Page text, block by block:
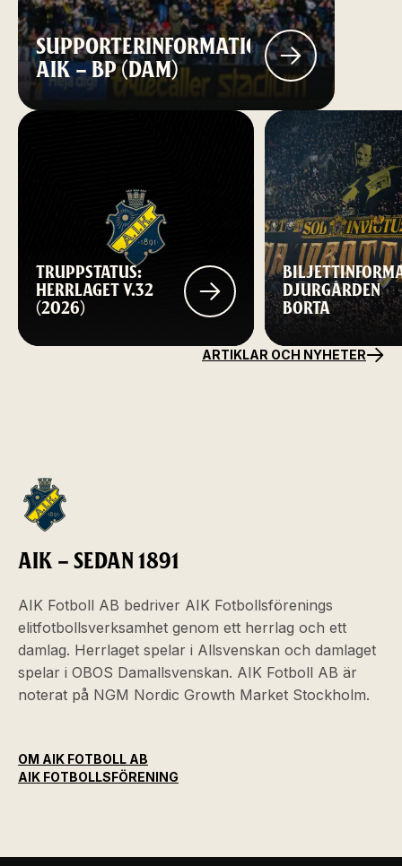
SUPPORTERINFORMATION:
AIK – BP (DAM)
TRUPPSTATUS:
HERRLAGET V.32
(2026)
DJURGÅRDEN
BORTA
ARTIKLAR OCH NYHETER
AIK – SEDAN 1891
AIK Fotboll AB bedriver AIK Fotbollsförenings
elitfotbollsverksamhet genom ett herrlag och ett
damlag. Herrlaget spelar i Allsvenskan och damlaget
spelar i OBOS Damallsvenskan. AIK Fotboll AB är
noterat på NGM Nordic Growth Market Stockholm.
OM AIK FOTBOLL AB
AIK FOTBOLLSFÖRENING